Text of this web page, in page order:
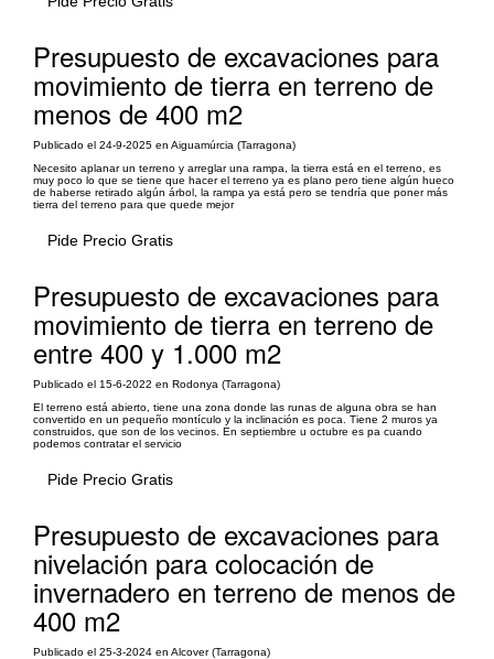
Presupuesto de excavaciones para
movimiento de tierra en terreno de
menos de 400 m2
Publicado el 24-9-2025 en Aiguamúrcia (Tarragona)
Necesito aplanar un terreno y arreglar una rampa, la tierra está en el terreno, es
muy poco lo que se tiene que hacer el terreno ya es plano pero tiene algún hueco
de haberse retirado algún árbol, la rampa ya está pero se tendría que poner más
tierra del terreno para que quede mejor
Pide Precio Gratis
Presupuesto de excavaciones para
movimiento de tierra en terreno de
entre 400 y 1.000 m2
Publicado el 15-6-2022 en Rodonya (Tarragona)
El terreno está abierto, tiene una zona donde las runas de alguna obra se han
convertido en un pequeño montículo y la inclinación es poca. Tiene 2 muros ya
construidos, que son de los vecinos. En septiembre u octubre es pa cuando
podemos contratar el servicio
Pide Precio Gratis
Presupuesto de excavaciones para
nivelación para colocación de
invernadero en terreno de menos de
400 m2
Publicado el 25-3-2024 en Alcover (Tarragona)